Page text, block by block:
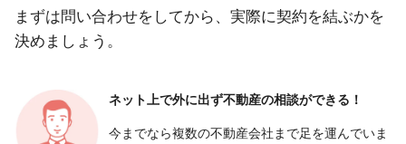
まずは問い合わせをしてから、実際に契約を結ぶかを
決めましょう。
ネット上で外に出ず不動産の相談ができる！
今までなら複数の不動産会社まで足を運んでいま